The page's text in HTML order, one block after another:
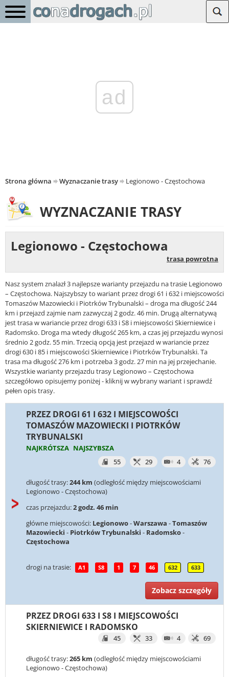
ad
Strona główna Wyznaczanie trasy Legionowo - Częstochowa
WYZNACZANIE TRASY
Legionowo - Częstochowa
trasa powrotna
Nasz system znalazł 3 najlepsze warianty przejazdu na trasie Legionowo
– Częstochowa. Najszybszy to wariant przez drogi 61 i 632 i miejscowości
Tomaszów Mazowiecki i Piotrków Trybunalski – droga ma długość 244
km i przejazd zajmie nam zazwyczaj 2 godz. 46 min. Drugą alternatywą
jest trasa w wariancie przez drogi 633 i S8 i miejscowości Skierniewice i
Radomsko. Droga ma wtedy długość 265 km, a czas jej przejazdu wynosi
średnio 2 godz. 55 min. Trzecią opcją jest przejazd w wariancie przez
drogi 630 i 85 i miejscowości Skierniewice i Piotrków Trybunalski. Ta
trasa ma długość 276 km i potrzeba 3 godz. 27 min na jej przejechanie.
Wszystkie warianty przejazdu trasy Legionowo – Częstochowa
szczegółowo opisujemy poniżej - kliknij w wybrany wariant i sprawdź
pełen opis trasy.
PRZEZ DROGI 61 I 632 I MIEJSCOWOŚCI
TOMASZÓW MAZOWIECKI I PIOTRKÓW
TRYBUNALSKI
NAJKRÓTSZA NAJSZYBSZA
55
29 4 76
długość trasy:244 km (odległość między miejscowościami
Legionowo - Częstochowa)
czas przejazdu:2 godz. 46 min
główne miejscowości: Legionowo-Warszawa -Tomaszów
Mazowiecki - Piotrków Trybunalski - Radomsko-
Częstochowa
drogi na trasie: A1 S8 1 7 46 632 633
Zobacz szczegóły
PRZEZ DROGI 633 I S8 I MIEJSCOWOŚCI
SKIERNIEWICE I RADOMSKO
45 33 4 69
długość trasy:265 km (odległość między miejscowościami
Legionowo - Częstochowa)